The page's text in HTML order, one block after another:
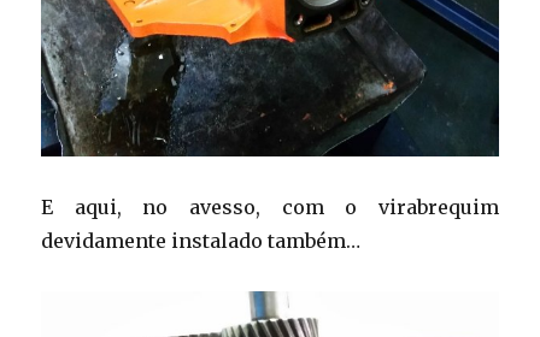
E aqui, no avesso, com o virabrequim
devidamente instalado também…